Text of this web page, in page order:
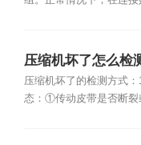
压缩机坏了怎么检
压缩机坏了的检测方式
态：①传动皮带是否断裂